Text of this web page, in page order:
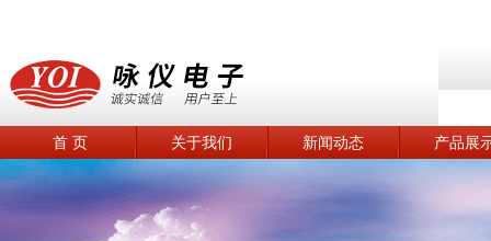
首 页 关于我们 新闻动态 产品展